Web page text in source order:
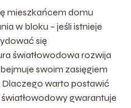
mieszkańcem domu
w bloku – jeśli istnieje
się
światłowodowa rozwija
swoim zasięgiem
warto postawić
gwarantuje